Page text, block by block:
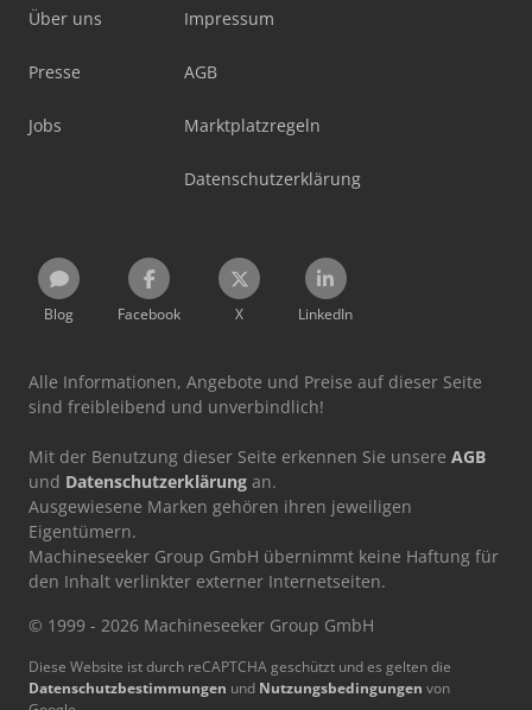
Über uns
Presse
Jobs
Impressum
AGB
Marktplatzregeln
Datenschutzerklärung
Blog Facebook X LinkedIn
Alle Informationen, Angebote und Preise auf dieser Seite
sind freibleibend und unverbindlich!
Mit der Benutzung dieser Seite erkennen Sie unsere AGB
und Datenschutzerklärung an.
Ausgewiesene Marken gehören ihren jeweiligen
Eigentümern.
Machineseeker Group GmbH übernimmt keine Haftung für
den Inhalt verlinkter externer Internetseiten.
© 1999 - 2026 Machineseeker Group GmbH
Diese Website ist durch reCAPTCHA geschützt und es gelten die
Datenschutzbestimmungen und Nutzungsbedingungen von